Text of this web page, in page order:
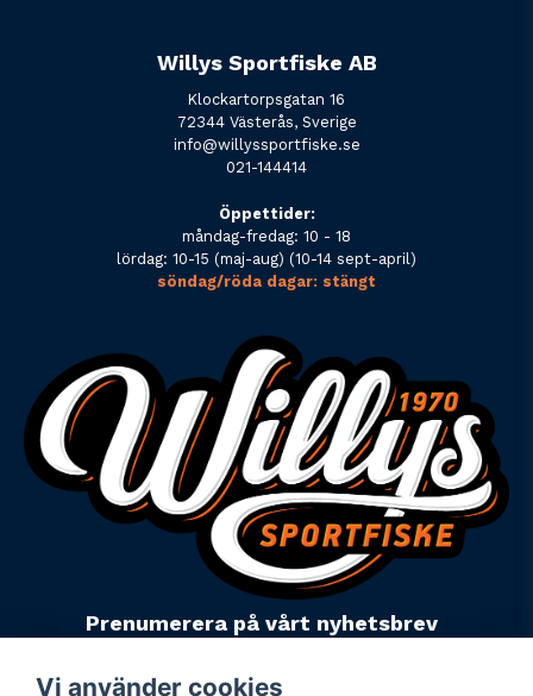
Willys Sportfiske AB
Klockartorpsgatan 16
72344 Västerås, Sverige
info@willyssportfiske.se
021-144414
Öppettider:
måndag-fredag: 10 - 18
lördag: 10-15 (maj-aug) (10-14 sept-april)
söndag/röda dagar: stängt
Prenumerera på vårt nyhetsbrev
Vi använder cookies